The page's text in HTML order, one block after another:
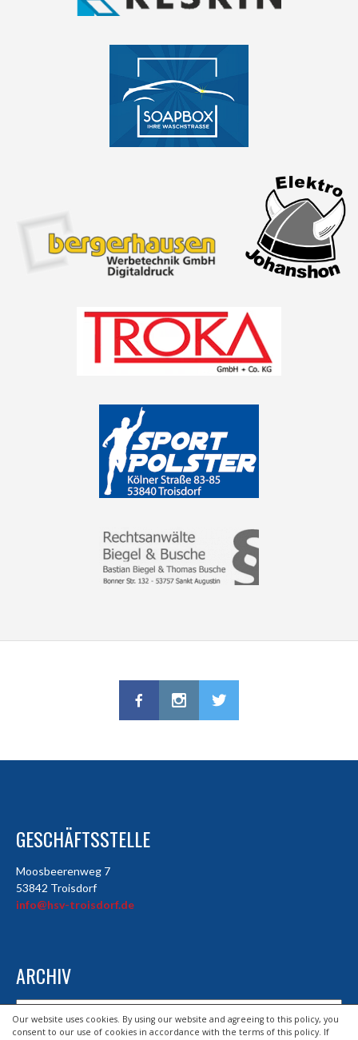
Our website uses cookies. By using our website and agreeing to this policy, you
consent to our use of cookies in accordance with the terms of this policy. If
GESCHÄFTSSTELLE
Moosbeerenweg 7
53842 Troisdorf
info@hsv-troisdorf.de
ARCHIV
Archiv